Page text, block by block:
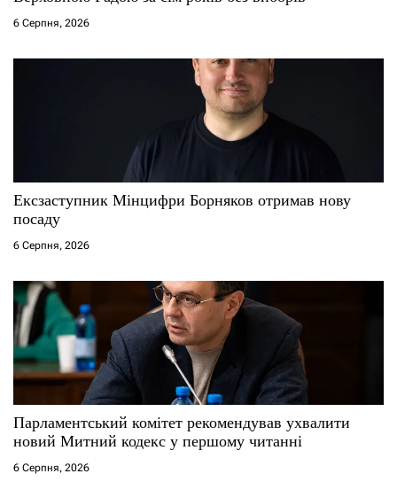
6 Серпня, 2026
Ексзаступник Мінцифри Борняков отримав нову
посаду
6 Серпня, 2026
Парламентський комітет рекомендував ухвалити
новий Митний кодекс у першому читанні
6 Серпня, 2026